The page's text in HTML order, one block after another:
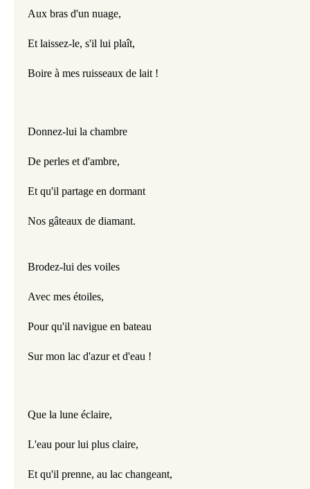
Aux bras d'un nuage,
Et laissez-le, s'il lui plaît,
Boire à mes ruisseaux de lait !
Donnez-lui la chambre
De perles et d'ambre,
Et qu'il partage en dormant
Nos gâteaux de diamant.
Brodez-lui des voiles
Avec mes étoiles,
Pour qu'il navigue en bateau
Sur mon lac d'azur et d'eau !
Que la lune éclaire,
L'eau pour lui plus claire,
Et qu'il prenne, au lac changeant,